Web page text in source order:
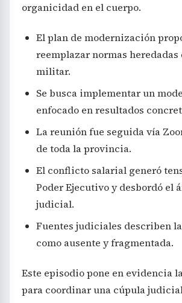
organicidad en el cuerpo.
El plan de modernización
reemplazar normas
militar.
Se busca implementar un
enfocado en resultados
La reunión fue seguida vía
de toda la provincia.
El conflicto salarial generó
Poder Ejecutivo y desbordó el
judicial.
Fuentes judiciales describen
como ausente y fragmentada.
Este episodio pone en evidencia
para coordinar una cúpula